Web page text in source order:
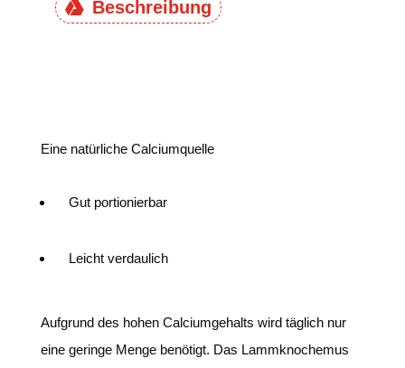
Beschreibung
Eine natürliche Calciumquelle
Gut portionierbar
Leicht verdaulich
Aufgrund des hohen Calciumgehalts wird täglich nur
eine geringe Menge benötigt. Das Lammknochemus